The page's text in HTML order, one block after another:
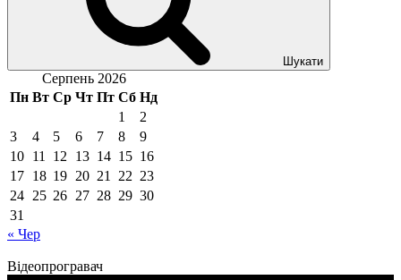
Шукати
Серпень 2026
Пн Вт Ср Чт Пт Сб Нд
1
2
3
4 5 6 7 8
9
10 11 12 13 14 15 16
17 18 19 20 21 22 23
24 25 26 27 28 29 30
31
« Чер
Відеопрогравач